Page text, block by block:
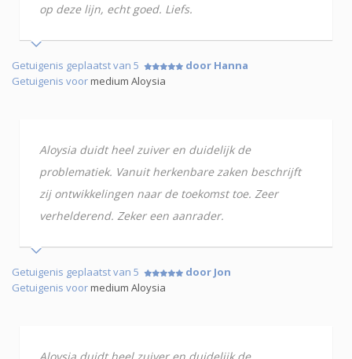
op deze lijn, echt goed. Liefs.
Getuigenis geplaatst van 5
door Hanna
Getuigenis voormedium Aloysia
Aloysia duidt heel zuiver en duidelijk de
problematiek. Vanuit herkenbare zaken beschrijft
zij ontwikkelingen naar de toekomst toe. Zeer
verhelderend. Zeker een aanrader.
Getuigenis geplaatst van 5
door Jon
Getuigenis voormedium Aloysia